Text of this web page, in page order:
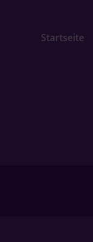
Startseite